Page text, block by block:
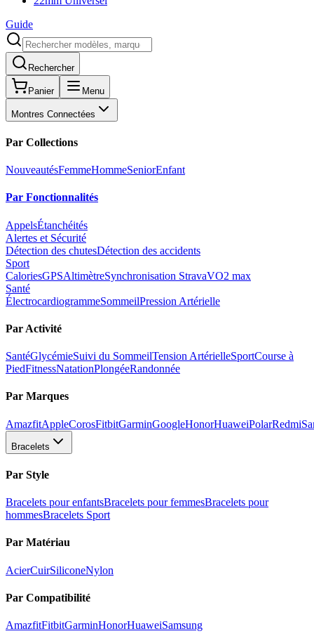
Guide
Rechercher
Panier Menu
Montres Connectées
Par Collections
NouveautésFemmeHommeSeniorEnfant
Par Fonctionnalités
AppelsÉtanchéités
Alertes et Sécurité
Détection des chutesDétection des accidents
Sport
CaloriesGPSAltimètreSynchronisation StravaVO2 max
Santé
ÉlectrocardiogrammeSommeilPression Artérielle
Par Activité
SantéGlycémieSuivi du SommeilTension ArtérielleSportCourse à
PiedFitnessNatationPlongéeRandonnée
Par Marques
AmazfitAppleCorosFitbitGarminGoogleHonorHuaweiPolarRedmi
Bracelets
Par Style
Bracelets pour enfantsBracelets pour femmesBracelets pour
hommesBracelets Sport
Par Matériau
AcierCuirSiliconeNylon
Par Compatibilité
AmazfitFitbitGarminHonorHuaweiSamsung